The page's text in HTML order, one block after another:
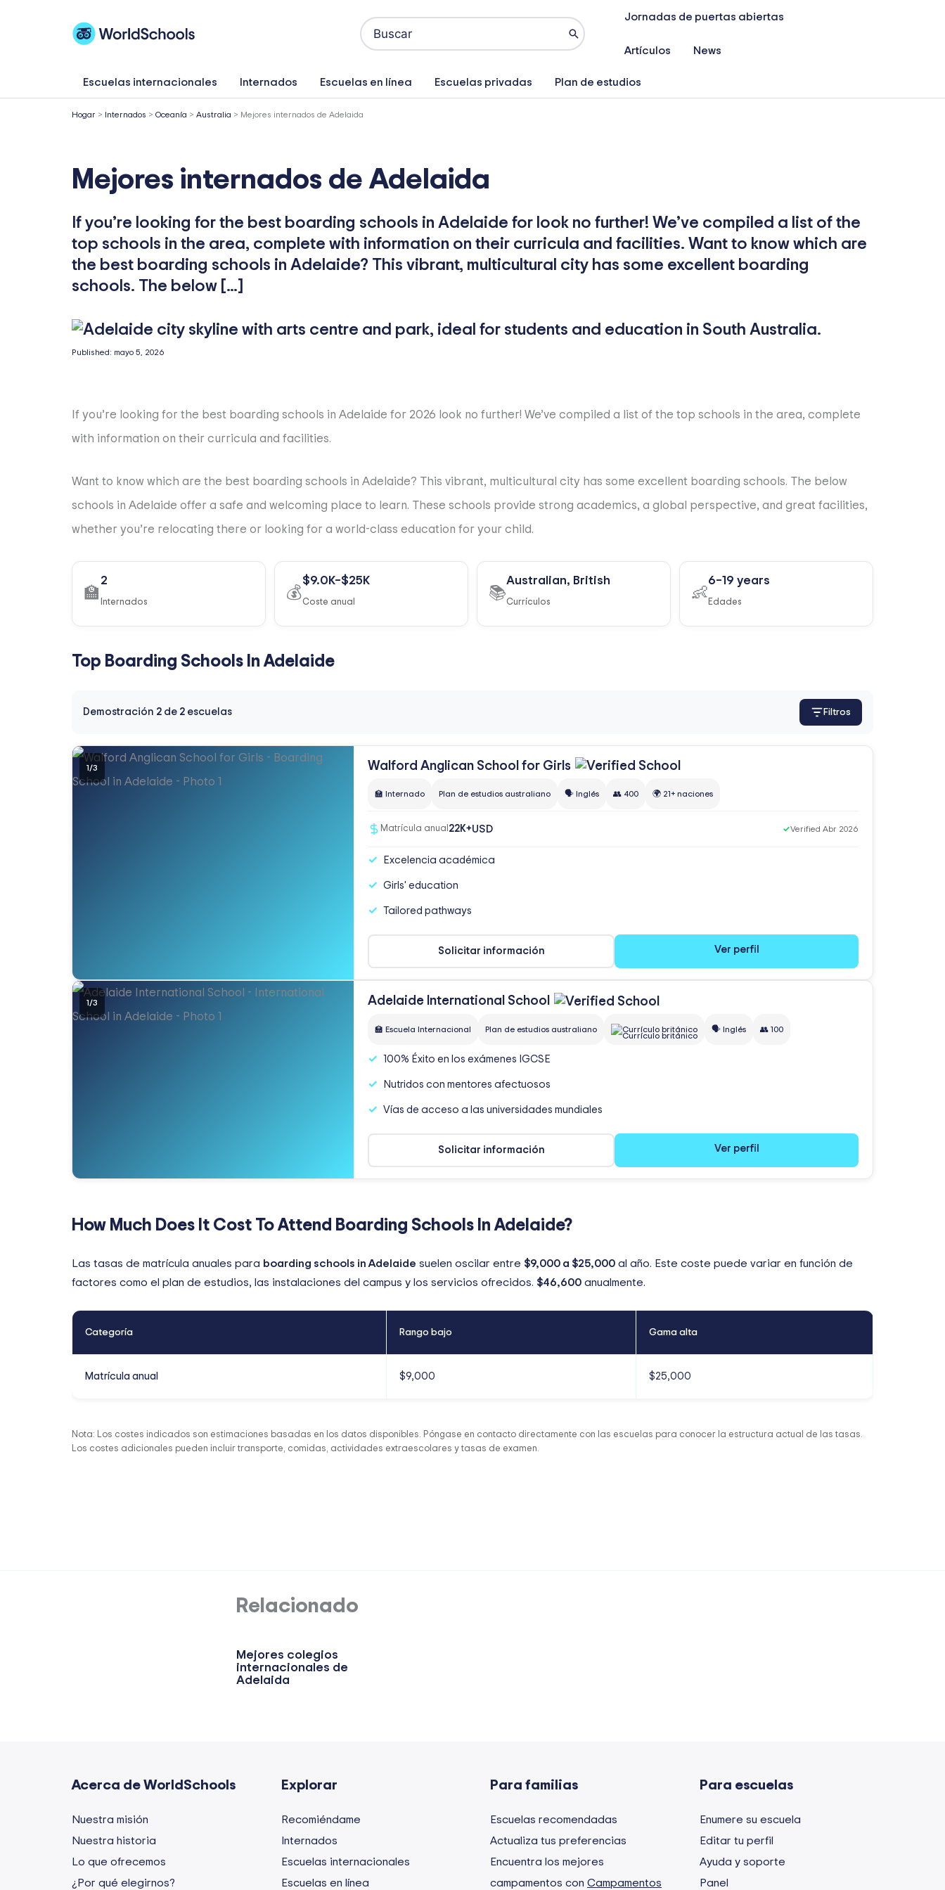
Buscar
por:
Jornadas de puertas abiertas
Artículos News
Escuelas internacionales Internados Escuelas en línea Escuelas privadas Plan de estudios
Hogar > Internados > Oceanía > Australia > Mejores internados de Adelaida
Mejores internados de Adelaida
If you’re looking for the best boarding schools in Adelaide for look no further! We’ve compiled a list of the
top schools in the area, complete with information on their curricula and facilities. Want to know which are
the best boarding schools in Adelaide? This vibrant, multicultural city has some excellent boarding
schools. The below […]
Published: mayo 5, 2026
If you’re looking for the best boarding schools in Adelaide for 2026 look no further! We’ve compiled a list of the top schools in the area, complete
with information on their curricula and facilities.
Want to know which are the best boarding schools in Adelaide? This vibrant, multicultural city has some excellent boarding schools. The below
schools in Adelaide offer a safe and welcoming place to learn. These schools provide strong academics, a global perspective, and great facilities,
whether you’re relocating there or looking for a world-class education for your child.
🏫
2
Internados 💰
$9.0K–$25K
Coste anual 📚
Australian, British
Currículos 👶
6–19 years
Edades
Top Boarding Schools In Adelaide
Demostración 2 de 2 escuelas Filtros
1/3 Walford Anglican School for Girls
🏫 Internado Plan de estudios australiano 🗣️ Inglés 👥 400 🌍 21+ naciones
Matrícula anual 22K+USD ✓Verified Abr 2026
Excelencia académica
Girls' education
Tailored pathways
Solicitar información Ver perfil
1/3 Adelaide International School
🏫 Escuela Internacional Plan de estudios australiano Currículo británico 🗣️ Inglés 👥 100
100% Éxito en los exámenes IGCSE
Nutridos con mentores afectuosos
Vías de acceso a las universidades mundiales
Solicitar información Ver perfil
How Much Does It Cost To Attend Boarding Schools In Adelaide?
Las tasas de matrícula anuales para boarding schools in Adelaide suelen oscilar entre $9,000 a $25,000 al año. Este coste puede variar en función de
factores como el plan de estudios, las instalaciones del campus y los servicios ofrecidos. $46,600 anualmente.
Categoría Rango bajo Gama alta
Matrícula anual $9,000 $25,000
Nota: Los costes indicados son estimaciones basadas en los datos disponibles. Póngase en contacto directamente con las escuelas para conocer la estructura actual de las tasas.
Los costes adicionales pueden incluir transporte, comidas, actividades extraescolares y tasas de examen.
Relacionado
Mejores colegios
internacionales de
Adelaida
Acerca de WorldSchools
Nuestra misión
Nuestra historia
Lo que ofrecemos
¿Por qué elegirnos?
Explorar
Recomiéndame
Internados
Escuelas internacionales
Escuelas en línea
Para familias
Escuelas recomendadas
Actualiza tus preferencias
Encuentra los mejores
campamentos con Campamentos
Para escuelas
Enumere su escuela
Editar tu perfil
Ayuda y soporte
Panel